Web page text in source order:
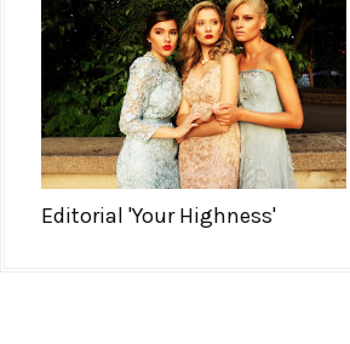
Editorial 'Your Highness'